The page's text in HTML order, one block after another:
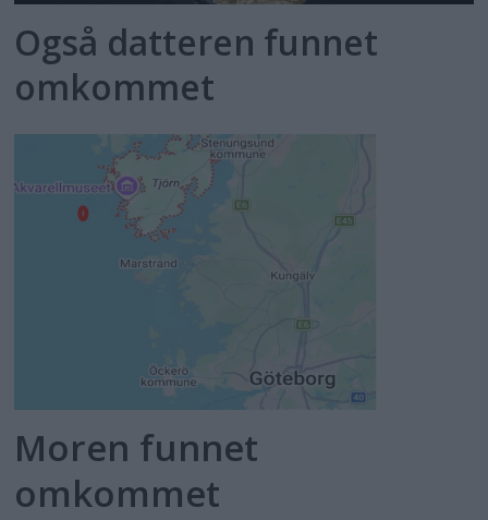
Også datteren funnet
omkommet
Moren funnet
omkommet